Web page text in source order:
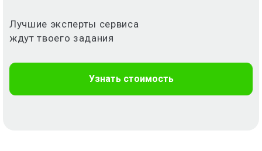
Лучшие эксперты сервиса
ждут твоего задания